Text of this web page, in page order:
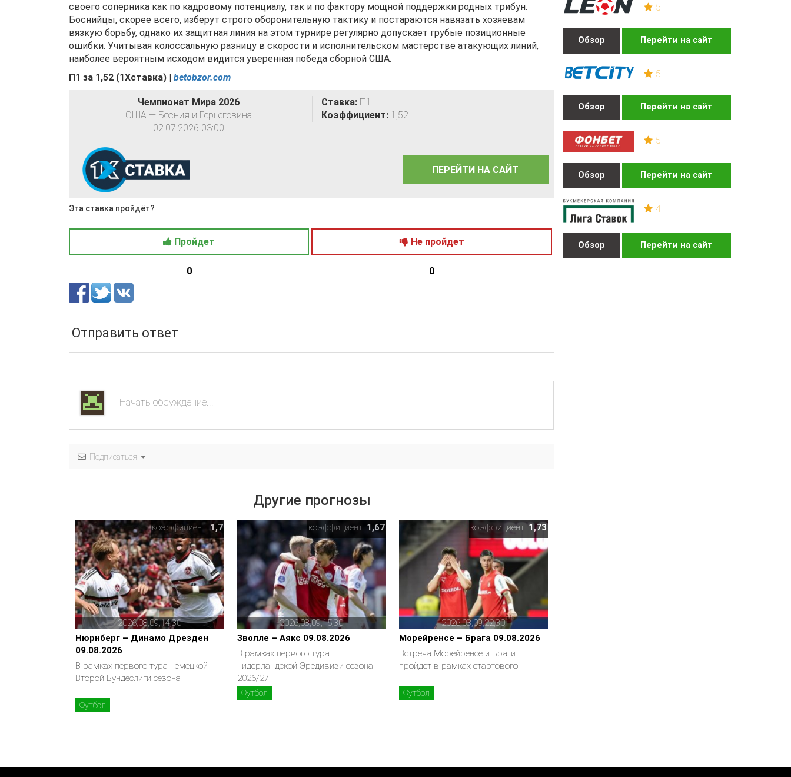
5
Обзор Перейти на сайт
5
Обзор Перейти на сайт
5
Обзор Перейти на сайт
4
Обзор Перейти на сайт
своего соперника как по кадровому потенциалу, так и по фактору мощной поддержки родных трибун.
Боснийцы, скорее всего, изберут строго оборонительную тактику и постараются навязать хозяевам
вязкую борьбу, однако их защитная линия на этом турнире регулярно допускает грубые позиционные
ошибки. Учитывая колоссальную разницу в скорости и исполнительском мастерстве атакующих линий,
наиболее вероятным исходом видится уверенная победа сборной США.
П1 за 1,52 (1Хставка) | betobzor.com
Чемпионат Мира 2026
США — Босния и Герцеговина
02.07.2026 03:00
Ставка:П1
Коэффициент:1,52
ПЕРЕЙТИ НА САЙТ
Эта ставка пройдёт?
Пройдет
0
Не пройдет
0
Отправить ответ
Подписаться
Другие прогнозы
2026,08,09,14,30
коэффициент:1,7
Нюрнберг – Динамо Дрезден
09.08.2026
В рамках первого тура немецкой
Второй Бундеслиги сезона
Футбол
2026,08,09,15,30
коэффициент: 1,67
Зволле – Аякс 09.08.2026
В рамках первого тура
нидерландской Эредивизи сезона
2026/27
Футбол
2026,08,09,22,30
коэффициент:1,73
Морейренсе – Брага 09.08.2026
Встреча Морейренсе и Браги
пройдет в рамках стартового
Футбол